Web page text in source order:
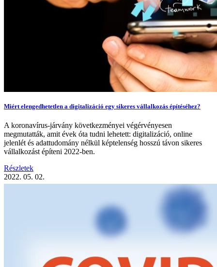
Miért elengedhetetlen a digitalizáció egy sikeres vállalkozás építéséhez?
A koronavírus-járvány következményei végérvényesen
megmutatták, amit évek óta tudni lehetett: digitalizáció, online
jelenlét és adattudomány nélkül képtelenség hosszú távon sikeres
vállalkozást építeni 2022-ben.
Részletek
2022. 05. 02.